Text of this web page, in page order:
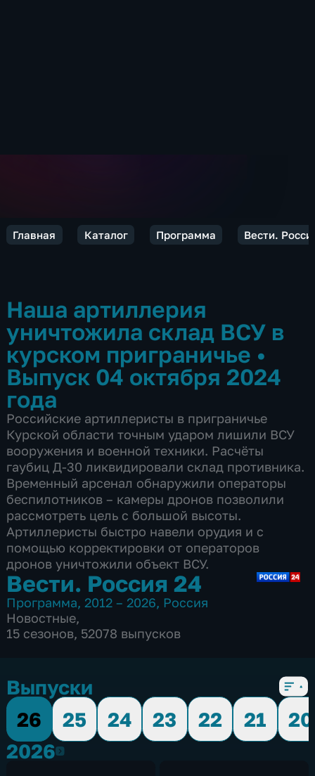
Главная Каталог Программа Вести.
Наша артиллерия
уничтожила склад ВСУ в
курском приграничье •
Выпуск 04 октября 2024
года
Российские артиллеристы в приграничье
Курской области точным ударом лишили ВСУ
вооружения и военной техники. Расчёты
гаубиц Д-30 ликвидировали склад противника.
Временный арсенал обнаружили операторы
беспилотников – камеры дронов позволили
рассмотреть цель с большой высоты.
Артиллеристы быстро навели орудия и с
помощью корректировки от операторов
дронов уничтожили объект ВСУ.
Вести. Россия 24
Программа, 2012 – 2026, Россия
Новостные,
15 сезонов, 52078 выпусков
Выпуски
26
25 24 23 22 21
20
20262026